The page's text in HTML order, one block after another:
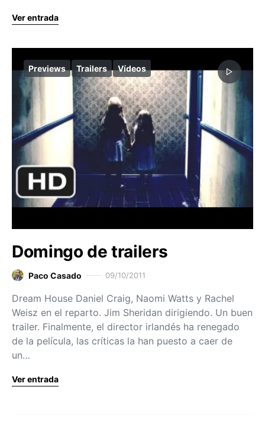
Ver entrada
Previews Trailers Vídeos
Domingo de trailers
Paco Casado 09/10/2011
Dream House Daniel Craig, Naomi Watts y Rachel
Weisz en el reparto. Jim Sheridan dirigiendo. Un buen
trailer. Finalmente, el director irlandés ha renegado
de la película, las críticas la han puesto a caer de
un…
Ver entrada